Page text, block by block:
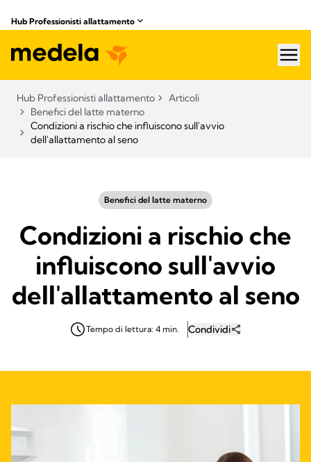
Hub Professionisti allattamento​
Hub Professionisti allattamento​
Articoli​
Benefici del latte materno
Condizioni a rischio che influiscono sull'avvio
dell'allattamento al seno
Benefici del latte materno
Condizioni a rischio che
influiscono sull'avvio
dell'allattamento al seno
Tempo di lettura: 4 min. Condividi